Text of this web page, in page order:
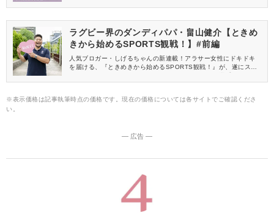
ラグビー界のダンディパパ・畠山健介【ときめ
きから始めるSPORTS観戦！】#前編
人気ブロガー・しげるちゃんの新連載！アラサー女性にドキドキ
を届ける、『ときめきから始めるSPORTS観戦！』が、遂にスタ
カスした、4MEEEにとっても初挑戦の新企画です♡ 今回は、今最
※表示価格は記事執筆時点の価格です。現在の価格については各サイトでご確認くださ
い。
― 広告 ―